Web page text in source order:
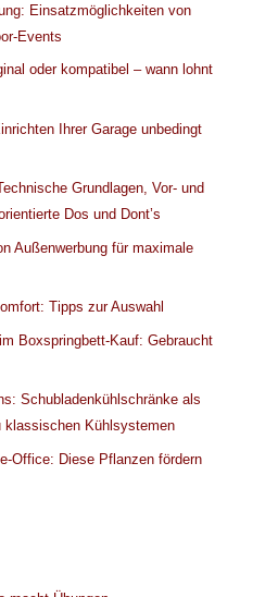
Einsatzmöglichkeiten von
Events
oder kompatibel – wann lohnt
Ihrer Garage unbedingt
Grundlagen, Vor- und
Dos und Dont’s
Außenwerbung für maximale
Tipps zur Auswahl
Boxspringbett-Kauf: Gebraucht
Schubladenkühlschränke als
klassischen Kühlsystemen
Office: Diese Pflanzen fördern